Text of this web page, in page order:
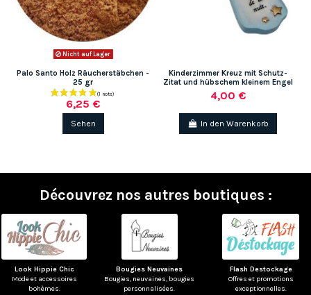
Nicht auf Lager
Palo Santo Holz Räucherstäbchen -
25 gr
6,25 €
Sehen
Kinderzimmer Kreuz mit Schutz-
Zitat und hübschem kleinem Engel
4,00 €
In den Warenkorb
Découvrez nos autres boutiques :
Look Hippie Chic
Mode et accessoires
bohèmes.
Bougies Neuvaines
Bougies, neuvaines, bougies
personnalisées.
Flash Destockage
Offres et promotions
exceptionnelles.